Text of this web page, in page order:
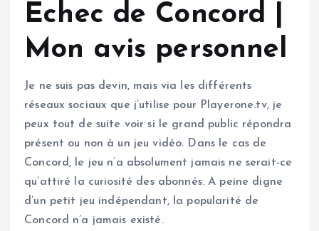
Echec de Concord |
Mon avis personnel
Je ne suis pas devin, mais via les différents
réseaux sociaux que j’utilise pour Playerone.tv, je
peux tout de suite voir si le grand public répondra
présent ou non à un jeu vidéo. Dans le cas de
Concord, le jeu n’a absolument jamais ne serait-ce
qu’attiré la curiosité des abonnés. A peine digne
d’un petit jeu indépendant, la popularité de
Concord n’a jamais existé.